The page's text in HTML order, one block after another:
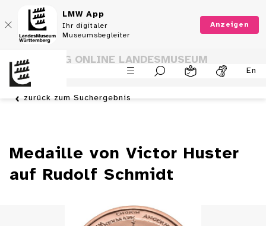
LMW App
Ihr digitaler
Museumsbegleiter
Anzeigen
En
SAMMLUNG ONLINE LANDESMUSEUM
WÜRTTEMBERG
zurück zum Suchergebnis
Medaille von Victor Huster
auf Rudolf Schmidt